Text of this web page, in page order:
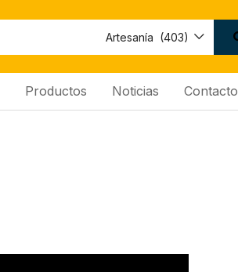
Artesanía (403)
Productos Noticias Contacto